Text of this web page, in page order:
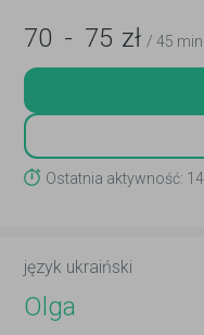
70 - 75 zł / 45 min
Ostatnia aktywność:
język ukraiński
Olga